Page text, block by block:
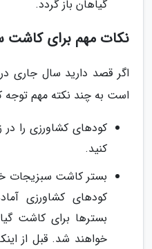
گیاهان باز گردد.
نکات مهم برای کاشت
اگر قصد دارید سال جاری
است به چند نکته مهم توجه
کودهای کشاورزی را
کنید.
بستر کاشت سبزیجات
کودهای کشاورزی
بسترها برای کاشت
خواهند شد. قبل از